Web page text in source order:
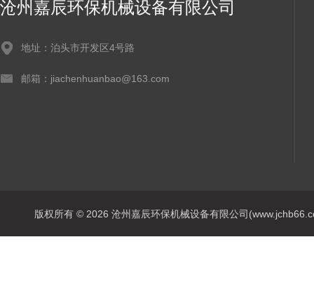
沧州嘉辰环保机械设备有限公司
地址：泊头市开发区4号路
邮箱：jiachenhuanbao@163.com
版权所有 © 2026 沧州嘉辰环保机械设备有限公司